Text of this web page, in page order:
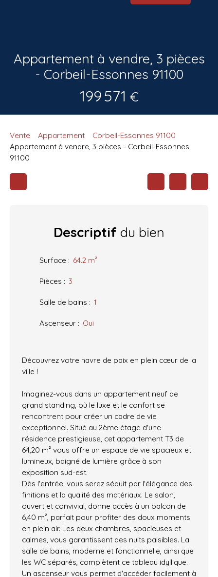
Appartement à vendre, 3 pièces
- Corbeil-Essonnes 91100
199 571 €
Vente Appartement
Corbeil-Essonnes 91100
Appartement à vendre, 3 pièces - Corbeil-Essonnes
91100
Descriptif du bien
Surface : 64.2 m²
Pièces : 3
Salle de bains : 1
Ascenseur : Oui
Découvrez votre havre de paix en plein cœur de la
ville !
Imaginez-vous dans un appartement neuf de
grand standing, où le luxe et le confort se
rencontrent pour créer un cadre de vie
exceptionnel. Situé au 2ème étage d'une
résidence prestigieuse, cet appartement T3 de
64,20 m² vous offre un espace de vie spacieux et
lumineux, baigné de lumière grâce à son
exposition sud-est.
Dès l'entrée, vous serez séduit par l'élégance des
finitions et la qualité des matériaux. Le salon,
ouvert et convivial, donne accès à un balcon de
6,40 m², parfait pour profiter des doux moments
en plein air. Les deux chambres, spacieuses et
calmes, vous garantissent des nuits paisibles. La
salle de bains, moderne et fonctionnelle, ainsi que
les WC séparés, complètent ce tableau idyllique.
Un ascenseur vous permet d'accéder facilement à